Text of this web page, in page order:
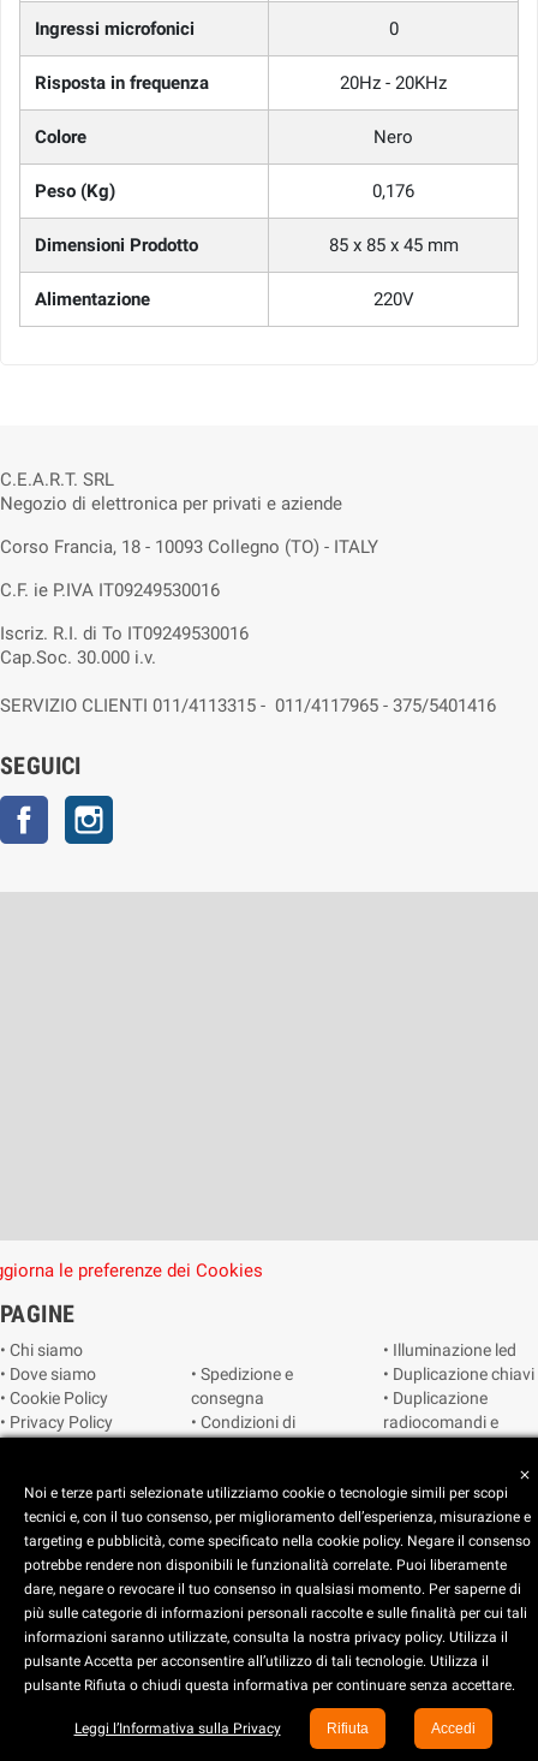
Ingressi microfonici 0
Risposta in frequenza 20Hz - 20KHz
Colore Nero
Peso (Kg) 0,176
Dimensioni Prodotto 85 x 85 x 45 mm
Alimentazione 220V
C.E.A.R.T. SRL
Negozio di elettronica per privati e aziende
Corso Francia, 18 - 10093 Collegno (TO) - ITALY
C.F. ie P.IVA IT09249530016
Iscriz. R.I. di To IT09249530016
Cap.Soc. 30.000 i.v.
SERVIZIO CLIENTI 011/4113315 - 011/4117965 - 375/5401416
SEGUICI
Facebook
le preferenze dei Cookies
PAGINE
• Chi siamo
• Dove siamo
• Cookie Policy
• Privacy Policy
cookie
• Spedizione e
consegna
• Condizioni di
• Illuminazione led
• Duplicazione chiavi
• Duplicazione
radiocomandi e
• Video sorveglianza
Copyright © 2025 CEART | Negozio di elettronica Torino
C.E.A.R.T. Elettronica
4.5starstarstarstar star_half
Basato su914recensioni
close
Noi e terze parti selezionate utilizziamo cookie o tecnologie simili per scopi
tecnici e, con il tuo consenso, per miglioramento dell’esperienza, misurazione e
targeting e pubblicità, come specificato nella cookie policy. Negare il consenso
potrebbe rendere non disponibili le funzionalità correlate. Puoi liberamente
dare, negare o revocare il tuo consenso in qualsiasi momento. Per saperne di
più sulle categorie di informazioni personali raccolte e sulle finalità per cui tali
informazioni saranno utilizzate, consulta la nostra privacy policy. Utilizza il
pulsante Accetta per acconsentire all’utilizzo di tali tecnologie. Utilizza il
pulsante Rifiuta o chiudi questa informativa per continuare senza accettare.
Leggi l’Informativa sulla Privacy Rifiuta Accedi